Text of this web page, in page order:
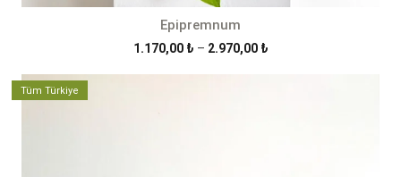
Epipremnum
1.170,00 ₺ – 2.970,00 ₺Fiyat
Tüm Türkiye